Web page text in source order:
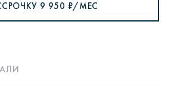
9 950 ₽/МЕС